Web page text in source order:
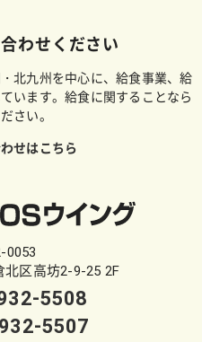
わせください
北九州を中心に、給食事業、給
います。給食に関することなら
さい。
せはこちら
0053
北区高坊2-9-25 2F
5508
5507